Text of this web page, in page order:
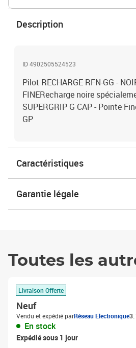
Description
ID 4902505524523
Pilot RECHARGE RFN-GG -
FINERecharge noire
SUPERGRIP G CAP - Pointe
GP
Caractéristiques
Garantie légale
Toutes les
Livraison Offerte
Neuf
Vendu et expédié parRéseau Electronique
En stock
Expédié sous 1 jour